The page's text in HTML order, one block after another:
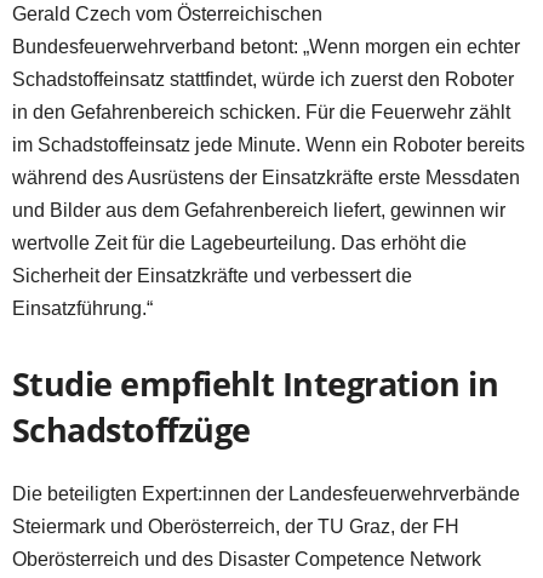
Gerald Czech vom Österreichischen
Bundesfeuerwehrverband betont: „Wenn morgen ein echter
Schadstoffeinsatz stattfindet, würde ich zuerst den Roboter
in den Gefahrenbereich schicken. Für die Feuerwehr zählt
im Schadstoffeinsatz jede Minute. Wenn ein Roboter bereits
während des Ausrüstens der Einsatzkräfte erste Messdaten
und Bilder aus dem Gefahrenbereich liefert, gewinnen wir
wertvolle Zeit für die Lagebeurteilung. Das erhöht die
Sicherheit der Einsatzkräfte und verbessert die
Einsatzführung.“
Studie empfiehlt Integration in
Schadstoffzüge
Die beteiligten Expert:innen der Landesfeuerwehrverbände
Steiermark und Oberösterreich, der TU Graz, der FH
Oberösterreich und des Disaster Competence Network